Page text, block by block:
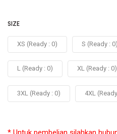
SIZE
XS (Ready : 0) S (Ready : 0)
L (Ready : 0) XL (Ready : 0)
3XL (Ready : 0) 4XL